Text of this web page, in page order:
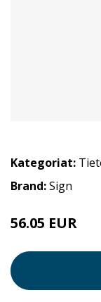
Kategoriat:
Brand:Sign
56.05 EUR